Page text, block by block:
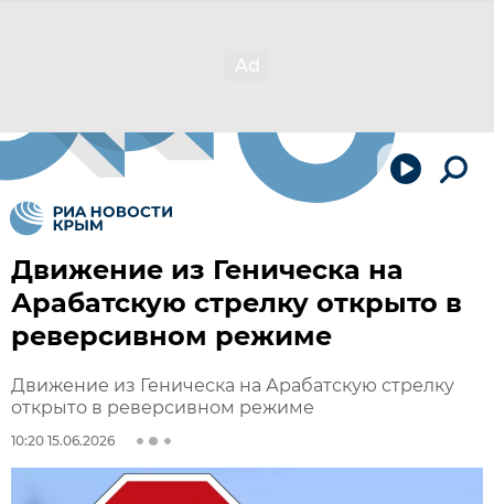
Движение из Геническа на
Арабатскую стрелку открыто в
реверсивном режиме
Движение из Геническа на Арабатскую стрелку
открыто в реверсивном режиме
10:20 15.06.2026